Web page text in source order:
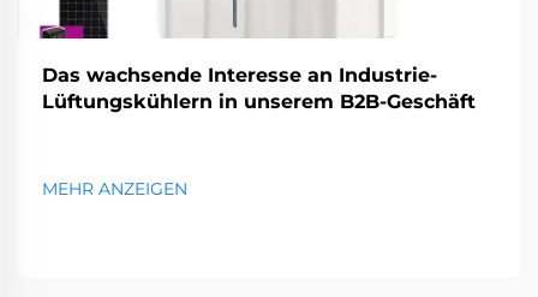
Das wachsende Interesse an Industrie-
Lüftungskühlern in unserem B2B-Geschäft
MEHR ANZEIGEN